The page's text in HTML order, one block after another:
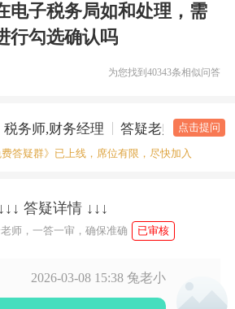
电子税务局如和处理，需
行勾选确认吗
为您找到40343条相似问答
税务师,财务经理 答疑老师 点击提问
答疑群》已上线，席位有限，尽快加入
↓↓↓ 答疑详情 ↓↓↓
师，一答一审，确保准确 已审核
2026-03-08 15:38 兔老小